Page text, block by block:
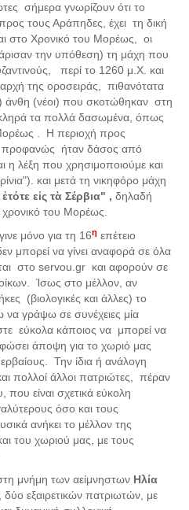
σήμερα γνωρίζουν ότι το
τους Αράπηδες, έχει τη δική
στο Χρονικό του Μορέως, οι
την υπόθεση) τη μάχη που
περί το 1260 μ.Χ. και
της οροσειράς, πιθανότατα
άνθη (νέοι) που σκοτώθηκαν στη
τα πολλά δασωμένα, όπως
. Η περιοχή προς
προφανώς ήταν δάσος από
η λέξη που χρησιμοποιούμε και
και μετά τη νικηφόρο μάχη
εἰς τὰ Σέρβια" , δηλαδή
του Μορέως.
μόνο για τη 16η επέτειο
μπορεί να γίνει αναφορά σε όλα
στο servou.gr και αφορούν σε
Ίσως στο μέλλον, αν
(βιολογικές και άλλες) το
γράψω σε συνέχειες μία
εύκολα κάποιος να μπορεί να
άποψη για το χωριό μας
Την ίδια ή ανάλογη
πολλοί άλλοι πατριώτες, πέραν
είναι σχετικά εύκολη
όσο και τους
ανήκει το μέλλον της
του χωριού μας, με τους
μνήμη των αείμνηστων Ηλία
, δύο εξαιρετικών πατριωτών, με